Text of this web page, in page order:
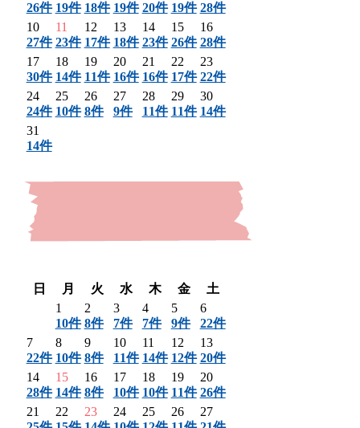
26件 19件 18件 19件 20件 19件 28件
10
27件
11
23件
12
17件
13
18件
14
23件
15
26件
16
28件
17
30件
18
14件
19
11件
20
16件
21
16件
22
17件
23
22件
24
24件
25
10件
26
8件
27
9件
28
11件
29
11件
30
14件
31
14件
日
月 火 水 木 金
土
1
10件
2
8件
3
7件
4
7件
5
9件
6
22件
7
22件
8
10件
9
8件
10
11件
11
14件
12
12件
13
20件
14
28件
15
14件
16
8件
17
10件
18
10件
19
11件
20
26件
21
22
23
24
25
26
27